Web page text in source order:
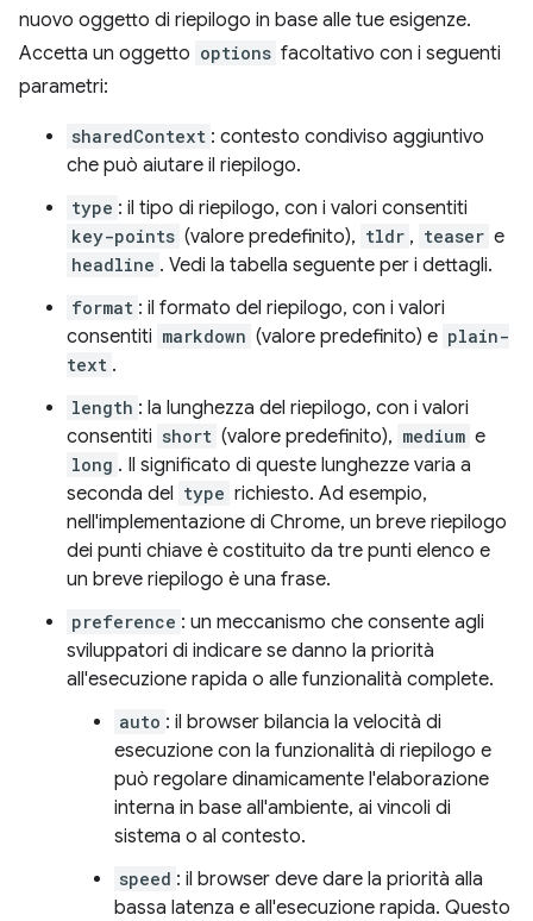
nuovo oggetto di riepilogo in base alle tue esigenze.
Accetta un oggetto options facoltativo con i seguenti
parametri:
sharedContext : contesto condiviso aggiuntivo
che può aiutare il riepilogo.
type : il tipo di riepilogo, con i valori consentiti
key-points (valore predefinito), tldr , teaser e
headline . Vedi la tabella seguente per i dettagli.
format : il formato del riepilogo, con i valori
consentiti markdown (valore predefinito) e plain-
text .
length : la lunghezza del riepilogo, con i valori
consentiti short (valore predefinito), medium e
long . Il significato di queste lunghezze varia a
seconda del type richiesto. Ad esempio,
nell'implementazione di Chrome, un breve riepilogo
dei punti chiave è costituito da tre punti elenco e
un breve riepilogo è una frase.
preference : un meccanismo che consente agli
sviluppatori di indicare se danno la priorità
all'esecuzione rapida o alle funzionalità complete.
auto : il browser bilancia la velocità di
esecuzione con la funzionalità di riepilogo e
può regolare dinamicamente l'elaborazione
interna in base all'ambiente, ai vincoli di
sistema o al contesto.
speed : il browser deve dare la priorità alla
bassa latenza e all'esecuzione rapida. Questo